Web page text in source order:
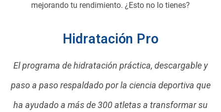
mejorando tu rendimiento. ¿Esto no lo tienes?
Hidratación Pro
El programa de hidratación práctica, descargable y
paso a paso respaldado por la ciencia deportiva que
ha ayudado a más de 300 atletas a transformar su